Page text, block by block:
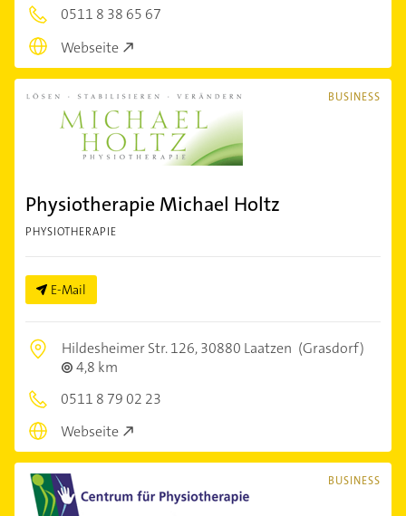
0511 8 38 65 67
Webseite
BUSINESS
Physiotherapie Michael Holtz
PHYSIOTHERAPIE
E-Mail
Hildesheimer Str. 126,30880 Laatzen (Grasdorf)
4,8 km
0511 8 79 02 23
Webseite
BUSINESS